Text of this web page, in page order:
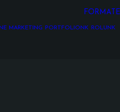
MARKETING PORTFÓLIÓNK RÓLUNK